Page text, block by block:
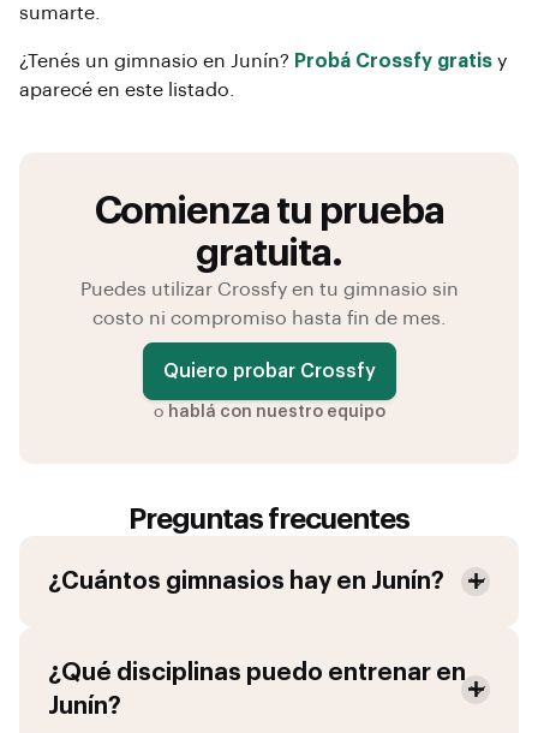
sumarte.
¿Tenés un gimnasio en Junín? Probá Crossfy gratis y
aparecé en este listado.
Comienza tu prueba
gratuita.
Puedes utilizar Crossfy en tu gimnasio sin
costo ni compromiso hasta fin de mes.
Quiero probar Crossfy
o hablá con nuestro equipo
Preguntas frecuentes
¿Cuántos gimnasios hay en Junín?
¿Qué disciplinas puedo entrenar en
Junín?